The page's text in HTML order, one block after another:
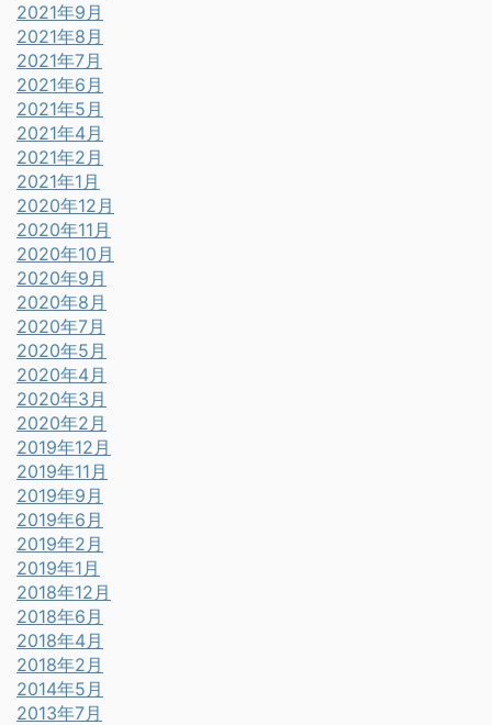
2021年9月
2021年8月
2021年7月
2021年6月
2021年5月
2021年4月
2021年2月
2021年1月
2020年12月
2020年11月
2020年10月
2020年9月
2020年8月
2020年7月
2020年5月
2020年4月
2020年3月
2020年2月
2019年12月
2019年11月
2019年9月
2019年6月
2019年2月
2019年1月
2018年12月
2018年6月
2018年4月
2018年2月
2014年5月
2013年7月